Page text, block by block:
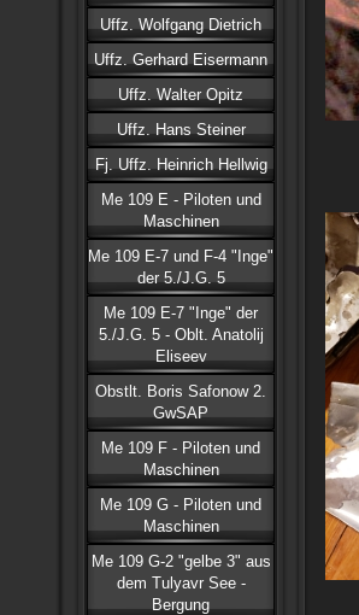
Uffz. Wolfgang Dietrich
Uffz. Gerhard Eisermann
Uffz. Walter Opitz
Uffz. Hans Steiner
Fj. Uffz. Heinrich Hellwig
Me 109 E - Piloten und
Maschinen
Me 109 E-7 und F-4 "Inge"
der 5./J.G. 5
Me 109 E-7 "Inge" der
5./J.G. 5 - Oblt. Anatolij
Eliseev
Obstlt. Boris Safonow 2.
GwSAP
Me 109 F - Piloten und
Maschinen
Me 109 G - Piloten und
Maschinen
Me 109 G-2 "gelbe 3" aus
dem Tulyavr See -
Bergung